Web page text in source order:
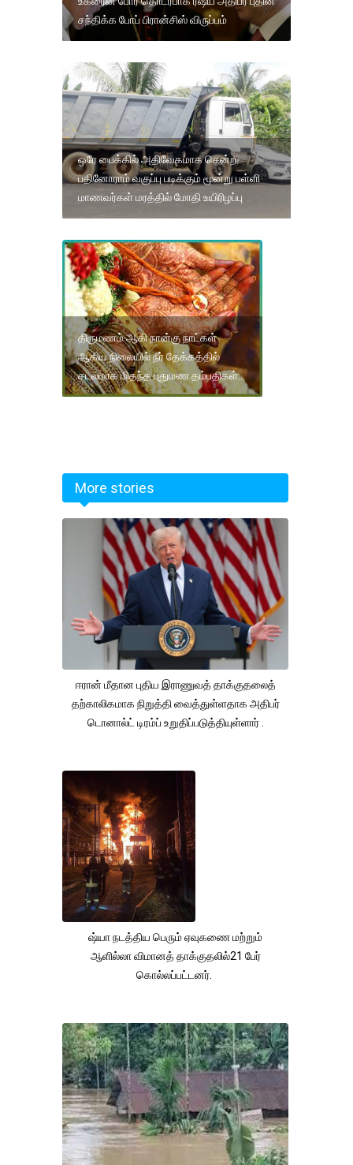
சந்திக்க போப் பிரான்சிஸ் விருப்பம்
ஒரே பைக்கில் அதிவேகமாக சென்ற
பதினோராம் வகுப்பு படிக்கும் மூன்று பள்ளி
மாணவர்கள் மரத்தில் மோதி உயிரிழப்பு
திருமணம் ஆகி நான்கு நாட்கள்
ஆகிய நிலையில் நீர் தேக்கத்தில்
சடலமாக மிதந்த புதுமண தம்பதிகள்..
More stories
ஈரான் மீதான புதிய இராணுவத் தாக்குதலைத்
தற்காலிகமாக நிறுத்தி வைத்துள்ளதாக அதிபர்
டொனால்ட் டிரம்ப் உறுதிப்படுத்தியுள்ளார் .
ஷ்யா நடத்திய பெரும் ஏவுகணை மற்றும்
ஆளில்லா விமானத் தாக்குதலில்21 பேர்
கொல்லப்பட்டனர்.